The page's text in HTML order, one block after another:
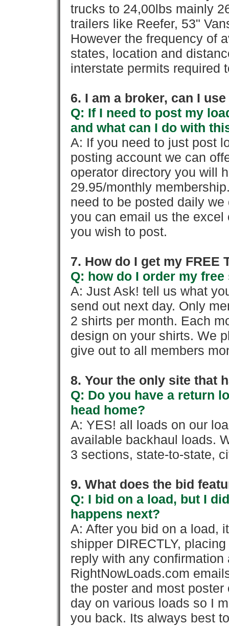
trucks to 24,00lbs mainly
trailers like Reefer, 53"
However the frequency of
states, location and
interstate permits required
6. I am a broker, can I
Q: If I need to post my
and what can I do with
A: If you need to just post
posting account we can
operator directory you will
29.95/monthly
need to be posted daily
you can email us the
you wish to post.
7. How do I get my FREE
Q: how do I order my
A: Just Ask! tell us what
send out next day. Only
2 shirts per month. Each
design on your shirts. We
give out to all members
8. Your the only site that
Q: Do you have a return
head home?
A: YES! all loads on our
available backhaul loads.
3 sections, state-to-state,
9. What does the bid
Q: I bid on a load, but I
happens next?
A: After you bid on a load,
shipper DIRECTLY,
reply with any confirmation
RightNowLoads.com
the poster and most
day on various loads so I
you back. Its always best